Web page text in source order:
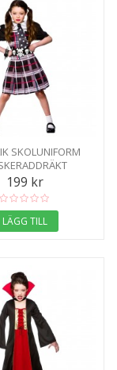
SKOLUNIFORM
199 kr
LÄGG TILL